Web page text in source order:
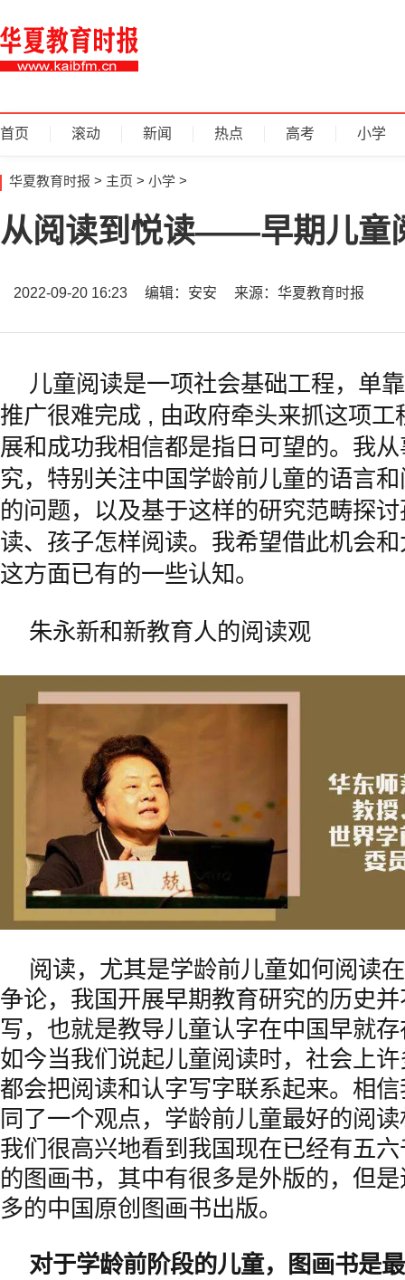
首页 滚动 新闻 热点 高考 小学
华夏教育时报 > 主页 > 小学 >
从阅读到悦读——早期儿童
2022-09-20 16:23 编辑：安安 来源：华夏教育时报
儿童阅读是一项社会基础工程，单
推广很难完成 , 由政府牵头来抓这项工
展和成功我相信都是指日可望的。我
究，特别关注中国学龄前儿童的语言
的问题，以及基于这样的研究范畴探
读、孩子怎样阅读。我希望借此机会
这方面已有的一些认知。
朱永新和新教育人的阅读观
阅读，尤其是学龄前儿童如何阅读
争论，我国开展早期教育研究的历史
写，也就是教导儿童认字在中国早就
如今当我们说起儿童阅读时，社会上
都会把阅读和认字写字联系起来。相
同了一个观点，学龄前儿童最好的阅
我们很高兴地看到我国现在已经有五
的图画书，其中有很多是外版的，但
多的中国原创图画书出版。
对于学龄前阶段的儿童，图画书是